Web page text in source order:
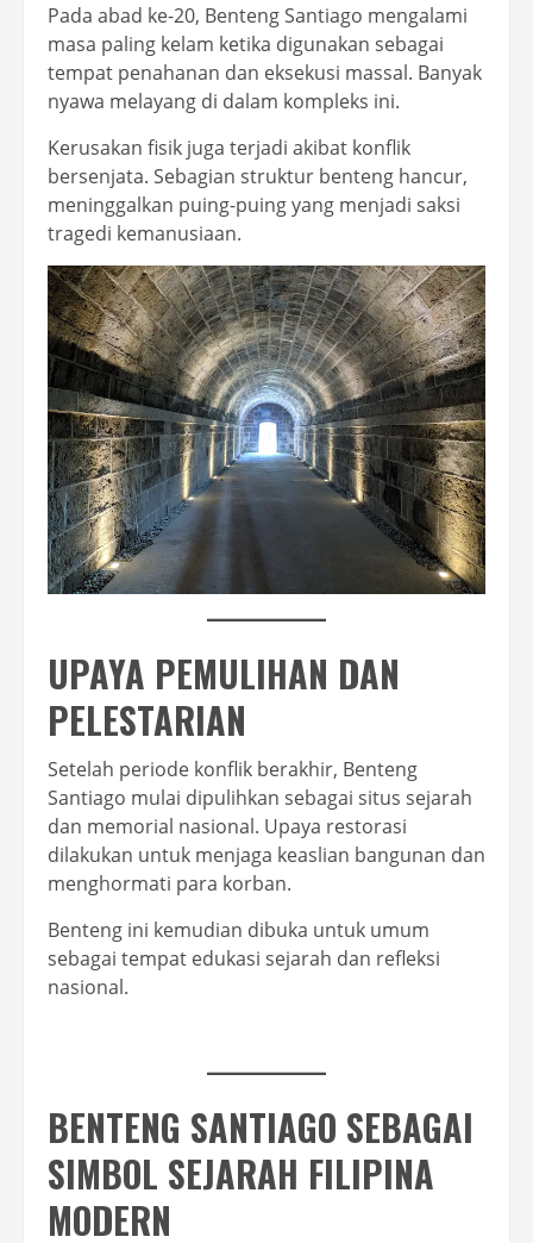
Pada abad ke-20, Benteng Santiago mengalami
masa paling kelam ketika digunakan sebagai
tempat penahanan dan eksekusi massal. Banyak
nyawa melayang di dalam kompleks ini.
Kerusakan fisik juga terjadi akibat konflik
bersenjata. Sebagian struktur benteng hancur,
meninggalkan puing-puing yang menjadi saksi
tragedi kemanusiaan.
UPAYA PEMULIHAN DAN
PELESTARIAN
Setelah periode konflik berakhir, Benteng
Santiago mulai dipulihkan sebagai situs sejarah
dan memorial nasional. Upaya restorasi
dilakukan untuk menjaga keaslian bangunan dan
menghormati para korban.
Benteng ini kemudian dibuka untuk umum
sebagai tempat edukasi sejarah dan refleksi
nasional.
BENTENG SANTIAGO SEBAGAI
SIMBOL SEJARAH FILIPINA
MODERN